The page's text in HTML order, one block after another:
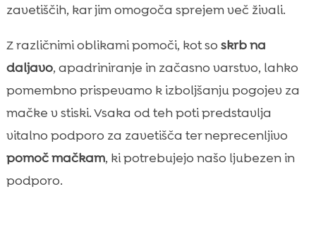
zavetiščih, kar jim omogoča sprejem več živali.
Z različnimi oblikami pomoči, kot so skrb na
daljavo, apadriniranje in začasno varstvo, lahko
pomembno prispevamo k izboljšanju pogojev za
mačke v stiski. Vsaka od teh poti predstavlja
vitalno podporo za zavetišča ter neprecenljivo
pomoč mačkam, ki potrebujejo našo ljubezen in
podporo.